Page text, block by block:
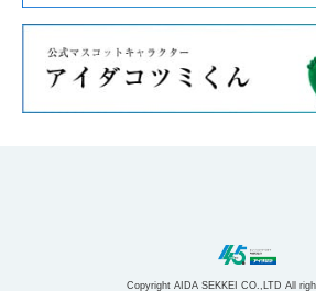
Copyright AIDA SEKKEI CO.,LTD All